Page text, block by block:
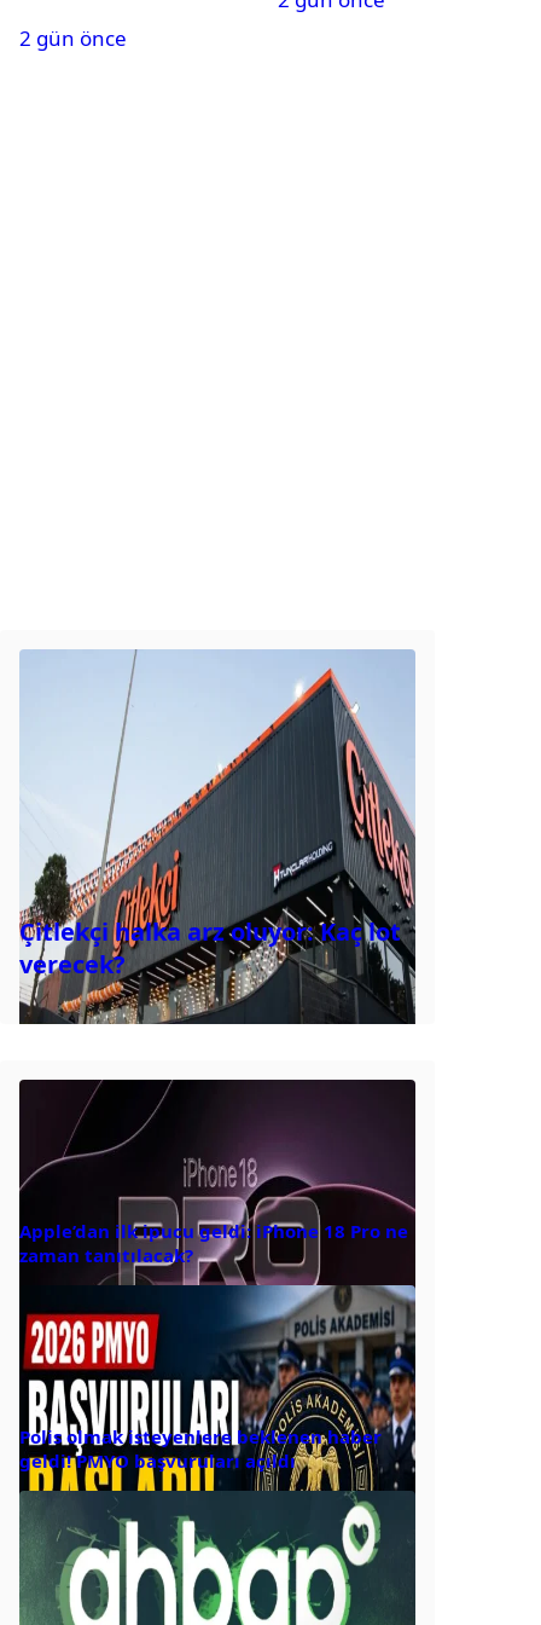
2 gün önce
Çitlekçi halka arz oluyor: Kaç lot
verecek?
Apple’dan ilk ipucu geldi: iPhone 18 Pro ne
zaman tanıtılacak?
Polis olmak isteyenlere beklenen haber
geldi! PMYO başvuruları açıldı